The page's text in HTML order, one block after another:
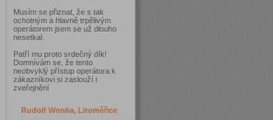
Musím se přiznat, že s tak
ochotným a hlavně trpělivým
operátorem jsem se už dlouho
nesetkal.
Patří mu proto srdečný dík!
Domnívám se, že tento
neobvyklý přístup operátora k
zákazníkovi si zaslouží i
zveřejnění
Rudolf Wonka, Litoměřice